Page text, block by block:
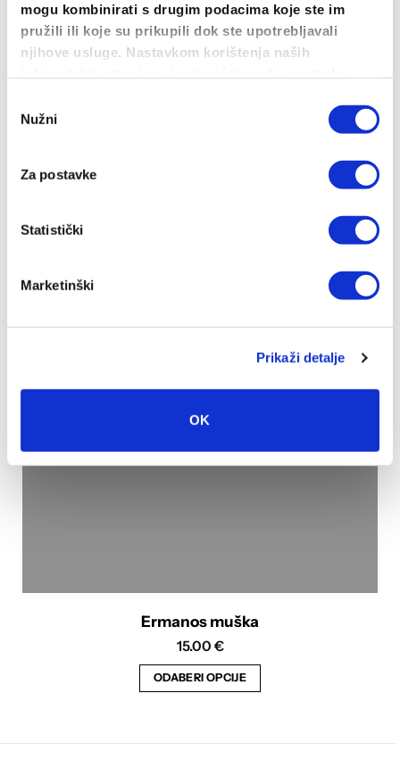
mogu kombinirati s drugim podacima koje ste im
pružili ili koje su prikupili dok ste upotrebljavali
njihove usluge. Nastavkom korištenja naših
pristanka
Nužni
Za postavke
Statistički
Marketinški
Prikaži detalje
OK
odabrati
stranici
proizvoda
Ermanos muška
15.00 €
ODABERI OPCIJE
ima